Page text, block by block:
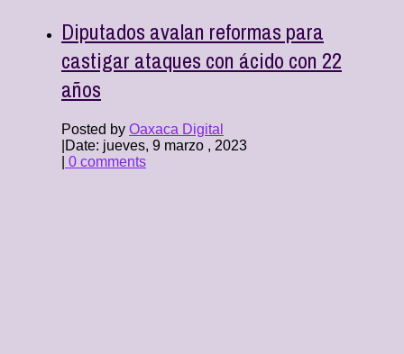
Diputados avalan reformas para
castigar ataques con ácido con 22
años
Posted by Oaxaca Digital
Date: jueves, 9 marzo , 2023
0 comments